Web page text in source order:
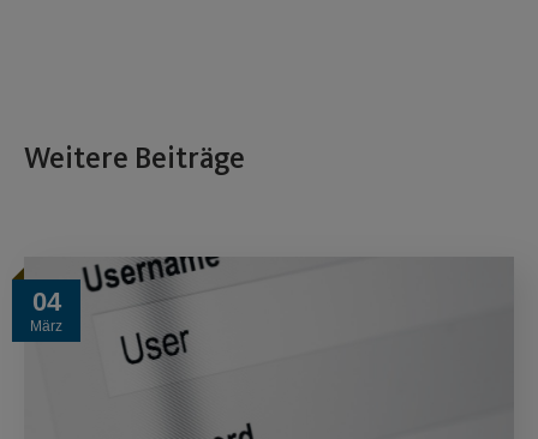
Weitere Beiträge
04
März